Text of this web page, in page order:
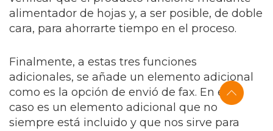
alimentador de hojas y, a ser posible, de doble
cara, para ahorrarte tiempo en el proceso.
Finalmente, a estas tres funciones
adicionales, se añade un elemento adicional
como es la opción de envió de fax. En este
caso es un elemento adicional que no
siempre está incluido y que nos sirve para